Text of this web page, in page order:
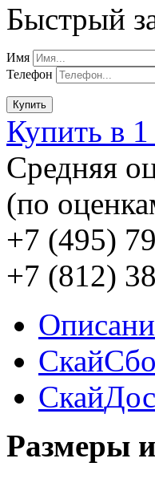
Быстрый
Имя
Телефон
Купить
Купить в
Cредняя
(по
+7 (495)
+7 (812)
Скай
Скай
Размеры